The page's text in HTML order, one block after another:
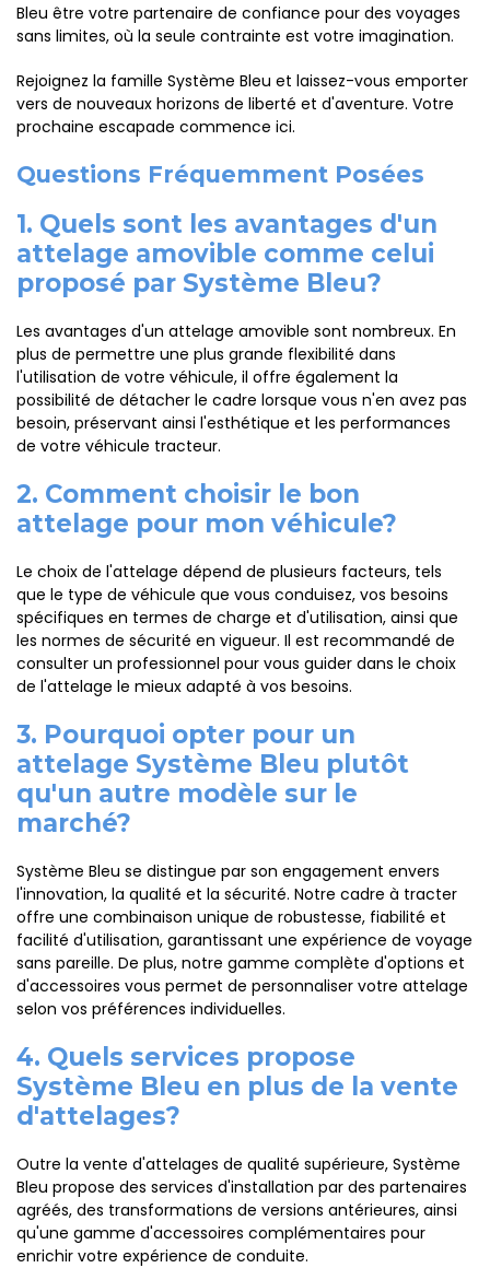
Bleu être votre partenaire de confiance pour des voyages
sans limites, où la seule contrainte est votre imagination.
Rejoignez la famille Système Bleu et laissez-vous emporter
vers de nouveaux horizons de liberté et d'aventure. Votre
prochaine escapade commence ici.
Questions Fréquemment Posées
1. Quels sont les avantages d'un
attelage amovible comme celui
proposé par Système Bleu?
Les avantages d'un attelage amovible sont nombreux. En
plus de permettre une plus grande flexibilité dans
l'utilisation de votre véhicule, il offre également la
possibilité de détacher le cadre lorsque vous n'en avez pas
besoin, préservant ainsi l'esthétique et les performances
de votre véhicule tracteur.
2. Comment choisir le bon
attelage pour mon véhicule?
Le choix de l'attelage dépend de plusieurs facteurs, tels
que le type de véhicule que vous conduisez, vos besoins
spécifiques en termes de charge et d'utilisation, ainsi que
les normes de sécurité en vigueur. Il est recommandé de
consulter un professionnel pour vous guider dans le choix
de l'attelage le mieux adapté à vos besoins.
3. Pourquoi opter pour un
attelage Système Bleu plutôt
qu'un autre modèle sur le
marché?
Système Bleu se distingue par son engagement envers
l'innovation, la qualité et la sécurité. Notre cadre à tracter
offre une combinaison unique de robustesse, fiabilité et
facilité d'utilisation, garantissant une expérience de voyage
sans pareille. De plus, notre gamme complète d'options et
d'accessoires vous permet de personnaliser votre attelage
selon vos préférences individuelles.
4. Quels services propose
Système Bleu en plus de la vente
d'attelages?
Outre la vente d'attelages de qualité supérieure, Système
Bleu propose des services d'installation par des partenaires
agréés, des transformations de versions antérieures, ainsi
qu'une gamme d'accessoires complémentaires pour
enrichir votre expérience de conduite.